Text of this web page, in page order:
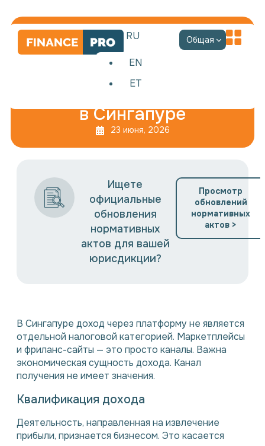
RU
EN
ET
Общая
Доход через платформы
в Сингапуре
23 июня, 2026
Ищете
официальные
обновления
нормативных
актов для вашей
юрисдикции?
Просмотр
обновлений
нормативных
актов >
В Сингапуре доход через платформу не является
отдельной налоговой категорией. Маркетплейсы
и фриланс-сайты — это просто каналы. Важна
экономическая сущность дохода. Канал
получения не имеет значения.
Квалификация дохода
Деятельность, направленная на извлечение
прибыли, признается бизнесом. Это касается